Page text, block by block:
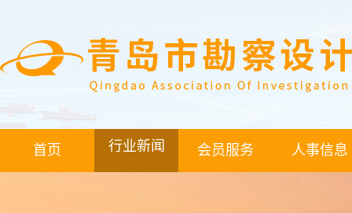
首页 行业新闻 会员服务 人事信息